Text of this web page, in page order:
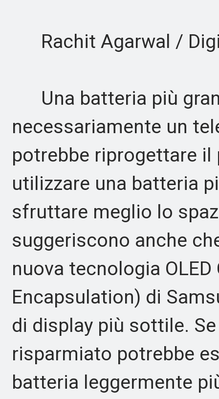
Rachit Agarwal /
Una batteria più
necessariamente un
potrebbe riprogettare
utilizzare una batteria
sfruttare meglio lo
suggeriscono anche
nuova tecnologia
Encapsulation) di
di display più sottile.
risparmiato potrebbe
batteria leggermente